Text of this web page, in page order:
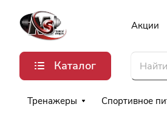
Акции
Каталог
Тренажеры Спортивное